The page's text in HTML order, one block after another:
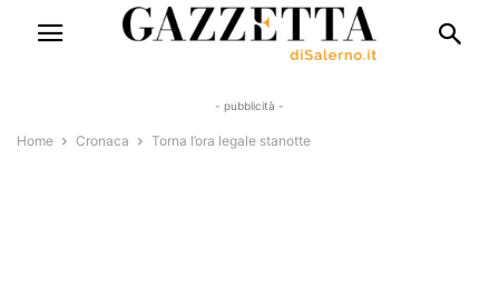
- pubblicità -
Home Cronaca Torna l’ora legale stanotte